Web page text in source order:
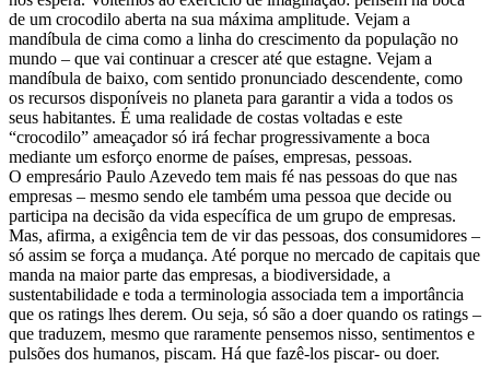
de um crocodilo aberta na sua máxima amplitude. Vejam a
mandíbula de cima como a linha do crescimento da população no
mundo – que vai continuar a crescer até que estagne. Vejam a
mandíbula de baixo, com sentido pronunciado descendente, como
os recursos disponíveis no planeta para garantir a vida a todos os
seus habitantes. É uma realidade de costas voltadas e este
“crocodilo” ameaçador só irá fechar progressivamente a boca
mediante um esforço enorme de países, empresas, pessoas.
O empresário Paulo Azevedo tem mais fé nas pessoas do que nas
empresas – mesmo sendo ele também uma pessoa que decide ou
participa na decisão da vida específica de um grupo de empresas.
Mas, afirma, a exigência tem de vir das pessoas, dos consumidores –
só assim se força a mudança. Até porque no mercado de capitais que
manda na maior parte das empresas, a biodiversidade, a
sustentabilidade e toda a terminologia associada tem a importância
que os ratings lhes derem. Ou seja, só são a doer quando os ratings –
que traduzem, mesmo que raramente pensemos nisso, sentimentos e
pulsões dos humanos, piscam. Há que fazê-los piscar- ou doer.